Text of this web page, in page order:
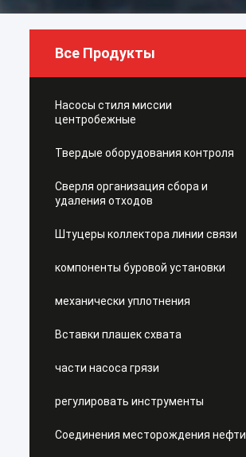
Все Продукты
Насосы стиля миссии
центробежные
Твердые оборудования контроля
Сверля организация сбора и
удаления отходов
Штуцеры коллектора линии связи
компоненты буровой установки
механически уплотнения
Вставки плашек схвата
части насоса грязи
регулировать инструменты
Соединения месторождения нефти